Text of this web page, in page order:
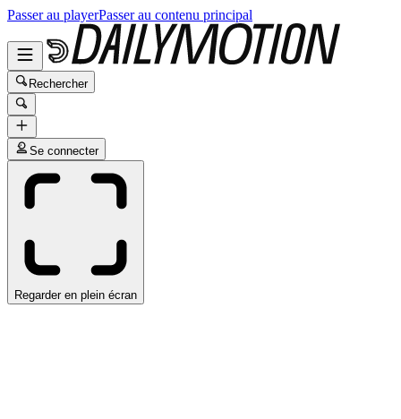
Passer au playerPasser au contenu principal
Rechercher
Se connecter
Regarder en plein écran